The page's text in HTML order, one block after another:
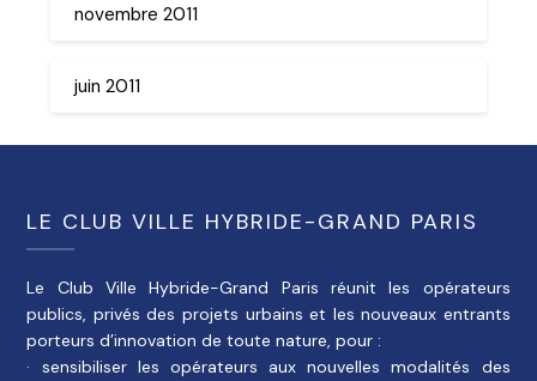
novembre 2011
juin 2011
LE CLUB VILLE HYBRIDE-GRAND PARIS
Le Club Ville Hybride-Grand Paris réunit les opérateurs
publics, privés des projets urbains et les nouveaux entrants
porteurs d’innovation de toute nature, pour :
· sensibiliser les opérateurs aux nouvelles modalités des